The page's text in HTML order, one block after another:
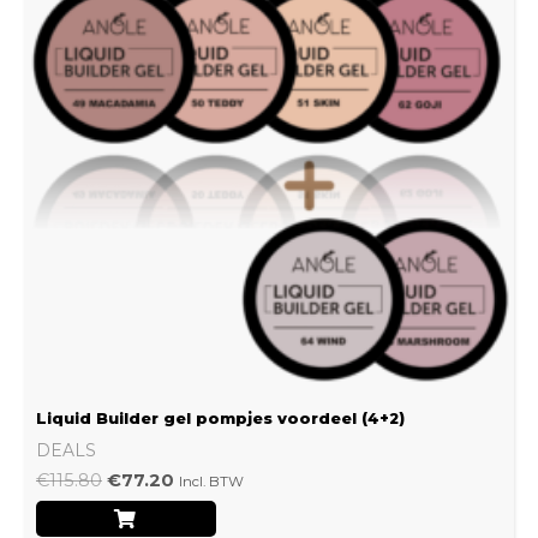
Liquid Builder gel pompjes voordeel (4+2)
DEALS
€115.80 €77.20 Incl. BTW